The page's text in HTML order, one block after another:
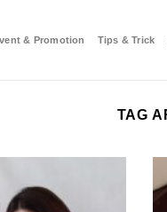
& Promotion Tips & Trick
TAG